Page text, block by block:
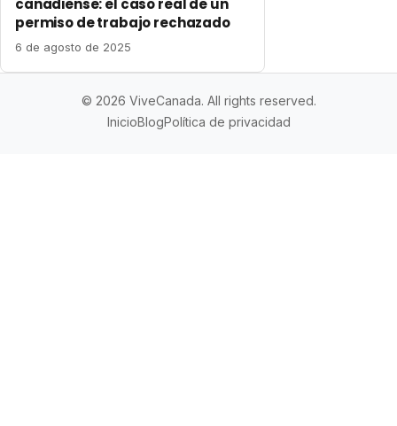
canadiense: el caso real de un
permiso de trabajo rechazado
6 de agosto de 2025
© 2026 ViveCanada. All rights reserved.
InicioBlogPolítica de privacidad